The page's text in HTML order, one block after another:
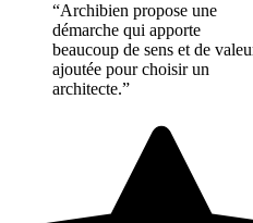
“Archibien propose une
démarche qui apporte
beaucoup de sens et de
ajoutée pour choisir un
architecte.”